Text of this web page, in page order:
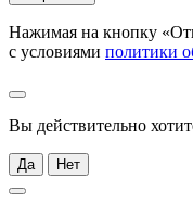
Нажимая на кнопку
с условиями политики
Вы действительно
Да Нет